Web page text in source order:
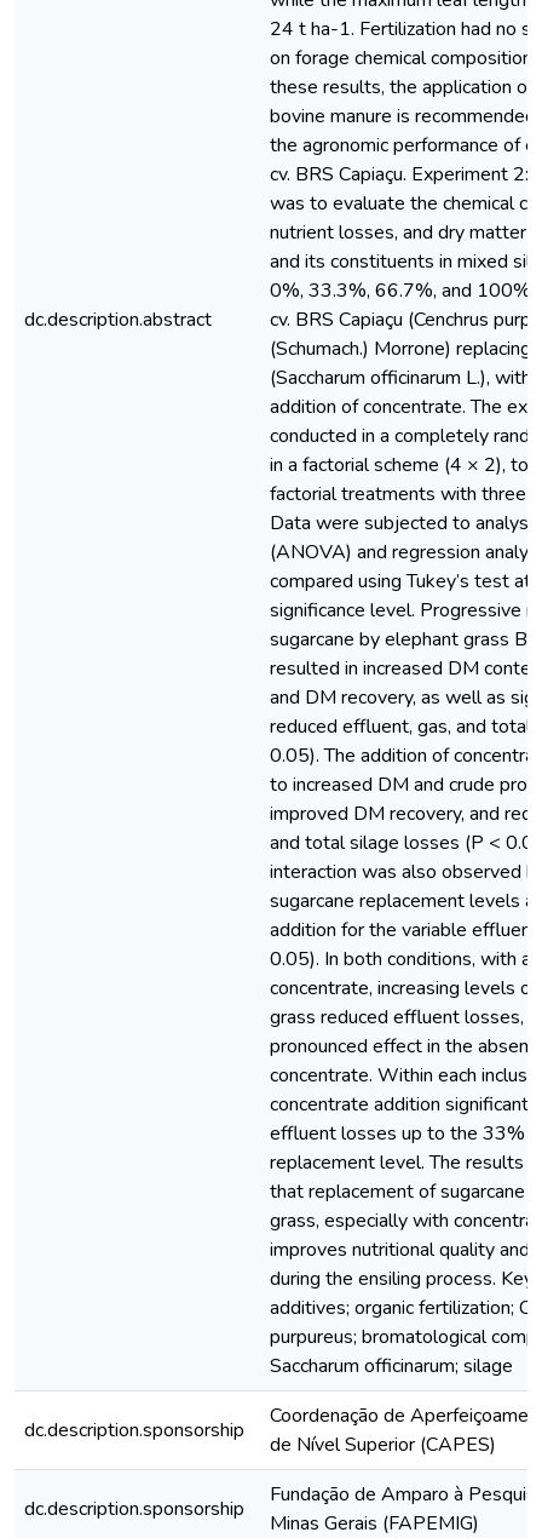
dc.description.abstract
24 t ha-1. Fertilization had no
on forage chemical
these results, the application
bovine manure is
the agronomic performance of
cv. BRS Capiaçu. Experiment 2:
was to evaluate the chemical
nutrient losses, and dry matter
and its constituents in mixed
0%, 33.3%, 66.7%, and 100%
cv. BRS Capiaçu (Cenchrus
(Schumach.) Morrone) replacing
(Saccharum officinarum L.),
addition of concentrate. The
conducted in a completely
in a factorial scheme (4 × 2),
factorial treatments with three
Data were subjected to
(ANOVA) and regression
compared using Tukey’s test at
significance level. Progressive
sugarcane by elephant grass
resulted in increased DM
and DM recovery, as well as
reduced effluent, gas, and total
0.05). The addition of
to increased DM and crude
improved DM recovery, and
and total silage losses (P <
interaction was also observed
sugarcane replacement levels
addition for the variable
0.05). In both conditions, with
concentrate, increasing levels
grass reduced effluent losses,
pronounced effect in the
concentrate. Within each
concentrate addition
effluent losses up to the 33%
replacement level. The results
that replacement of sugarcane
grass, especially with
improves nutritional quality and
during the ensiling process.
additives; organic fertilization;
purpureus; bromatological
Saccharum officinarum; silage
dc.description.sponsorship
Coordenação de
de Nível Superior (CAPES)
dc.description.sponsorship
Fundação de Amparo à
Minas Gerais (FAPEMIG)